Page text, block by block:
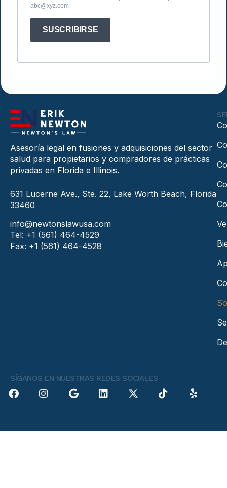
abc@xyz.com
SUSCRIBIRSE
Asesoría legal en fusiones y adquisiciones del sector
salud para propietarios y compradores de prácticas
privadas en Florida e Illinois.
631 Lucerne Ave., Ste. 22, Lake Worth Beach, Florida
33460
info@newtonslawusa.com
Tel: +1 (561) 464-4529
Fax: +1 (561) 464-4528
SÍGANOS EN NUESTRAS REDES SOCIALES